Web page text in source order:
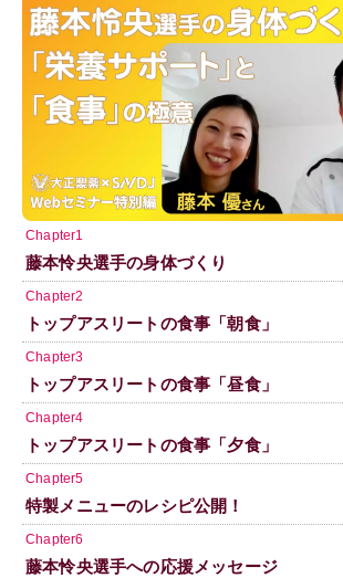
Chapter1
藤本怜央選手の身体づくり
Chapter2
トップアスリートの食事「朝食」
Chapter3
トップアスリートの食事「昼食」
Chapter4
トップアスリートの食事「夕食」
Chapter5
特製メニューのレシピ公開！
Chapter6
藤本怜央選手への応援メッセージ